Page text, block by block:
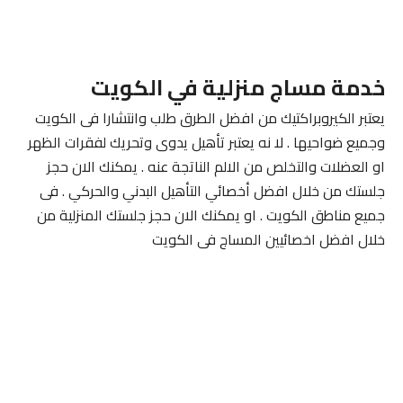
خدمة مساج منزلية في الكويت
يعتبر الكيروبراكتيك من افضل الطرق طلب وانتشارا فى الكويت
وجميع ضواحيها . لا نه يعتبر تأهيل يدوى وتحريك لفقرات الظهر
او العضلات والتخلص من الالم الناتجة عنه . يمكنك الان حجز
جلستك من خلال افضل أخصائي التأهيل البدني والحركي . فى
جميع مناطق الكويت . او يمكنك الان حجز جلستك المنزلية من
خلال افضل اخصائيين المساج فى الكويت